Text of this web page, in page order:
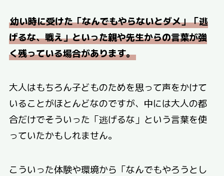
幼い時に受けた「なんでもやらないとダメ」「逃
げるな、戦え」といった親や先生からの言葉が強
く残っている場合があります。
大人はもちろん子どものためを思って声をかけて
いることがほとんどなのですが、中には大人の都
合だけでそういった「逃げるな」という言葉を使
っていたかもしれません。
こういった体験や環境から「なんでもやろうとし